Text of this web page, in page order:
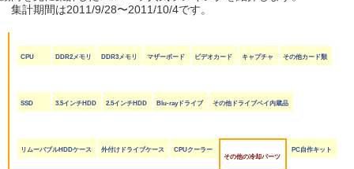
集計期間は2011/9/28〜2011/10/4です。
CPU DDR2メモリ DDR3メモリ マザーボード ビデオカード キャプチャ その他カード類
SSD 3.5インチHDD 2.5インチHDD Blu-rayドライブ その他ドライブベイ内蔵品
リムーバブルHDDケース 外付けドライブケース
CPUクーラー
その他の冷却パーツ
PC自作キット